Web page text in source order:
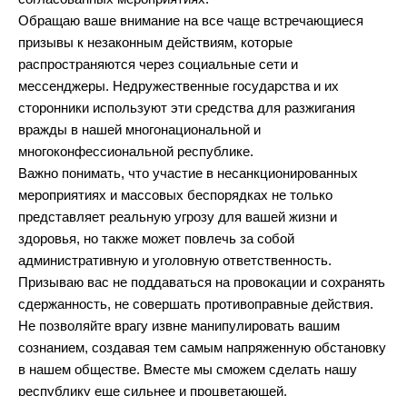
Обращаю ваше внимание на все чаще встречающиеся
призывы к незаконным действиям, которые
распространяются через социальные сети и
мессенджеры. Недружественные государства и их
сторонники используют эти средства для разжигания
вражды в нашей многонациональной и
многоконфессиональной республике.
Важно понимать, что участие в несанкционированных
мероприятиях и массовых беспорядках не только
представляет реальную угрозу для вашей жизни и
здоровья, но также может повлечь за собой
административную и уголовную ответственность.
Призываю вас не поддаваться на провокации и сохранять
сдержанность, не совершать противоправные действия.
Не позволяйте врагу извне манипулировать вашим
сознанием, создавая тем самым напряженную обстановку
в нашем обществе. Вместе мы сможем сделать нашу
республику еще сильнее и процветающей.